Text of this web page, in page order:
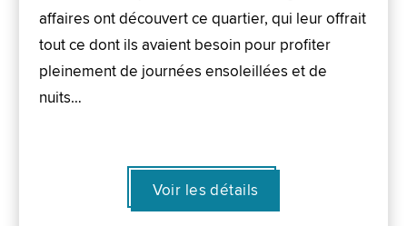
affaires ont découvert ce quartier, qui leur offrait
tout ce dont ils avaient besoin pour profiter
pleinement de journées ensoleillées et de
nuits…
Voir les détails